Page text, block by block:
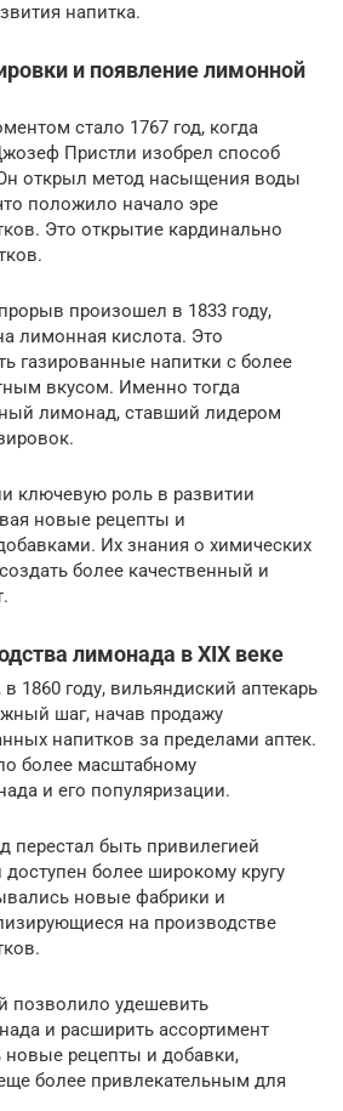
напитка.
и появление лимонной
стало 1767 год, когда
Пристли изобрел способ
открыл метод насыщения воды
положило начало эре
Это открытие кардинально
произошел в 1833 году,
лимонная кислота. Это
газированные напитки с более
вкусом. Именно тогда
лимонад, ставший лидером
ключевую роль в развитии
новые рецепты и
Их знания о химических
более качественный и
лимонада в XIX веке
1860 году, вильяндиский аптекарь
шаг, начав продажу
напитков за пределами аптек.
более масштабному
и его популяризации.
перестал быть привилегией
доступен более широкому кругу
новые фабрики и
на производстве
позволило удешевить
и расширить ассортимент
новые рецепты и добавки,
более привлекательным для